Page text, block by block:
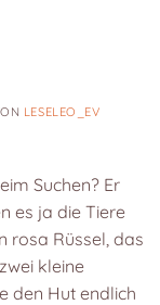
LESELEO_EV
Suchen? Er
es ja die Tiere
rosa Rüssel, das
kleine
den Hut endlich